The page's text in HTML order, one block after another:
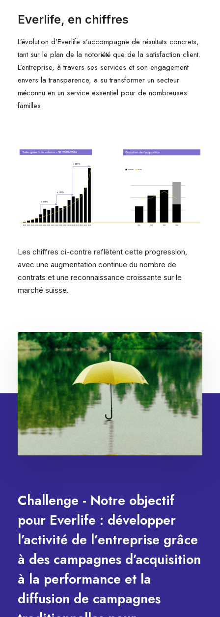
Everlife, en chiffres
L’évolution d’Everlife s’accompagne de résultats concrets,
tant sur le plan de la notoriété que de la satisfaction client.
L’entreprise, à travers ses services et son engagement
envers la transparence, a su transformer un secteur
méconnu en un service essentiel pour de nombreuses
familles.
Les chiffres ci-contre reflètent cette progression,
avec une augmentation continue du nombre de
contrats et une reconnaissance croissante sur le
marché suisse.
Challenge - Notre objectif
pour Everlife : développer
l’activité de l’entreprise grâce
à des campagnes d’acquisition
à la performance et la
diffusion de campagnes